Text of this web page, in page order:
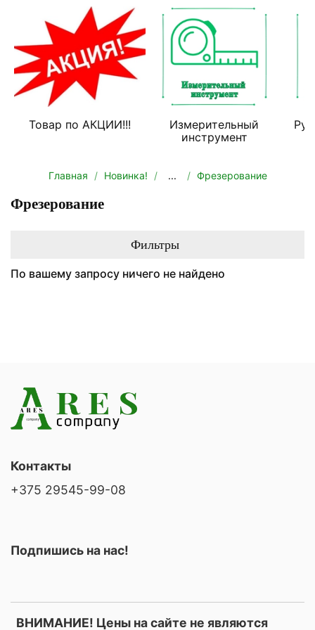
Товар по АКЦИИ!!!
Измерительный
инструмент
Главная Новинка! ... Фрезерование
Фрезерование
Фильтры
По вашему запросу ничего не найдено
ВНИМАНИЕ! Цены на сайте не являются
Контакты
+375 29545-99-08
Подпишись на нас!